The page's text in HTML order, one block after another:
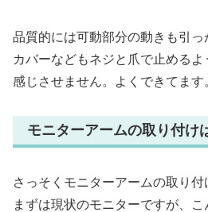
品質的には可動部分の動きも引
カバーなどもネジと爪で止める
感じさせません。よくできてます
モニターアームの取り付け
さっそくモニターアームの取り付
まずは現状のモニターですが、